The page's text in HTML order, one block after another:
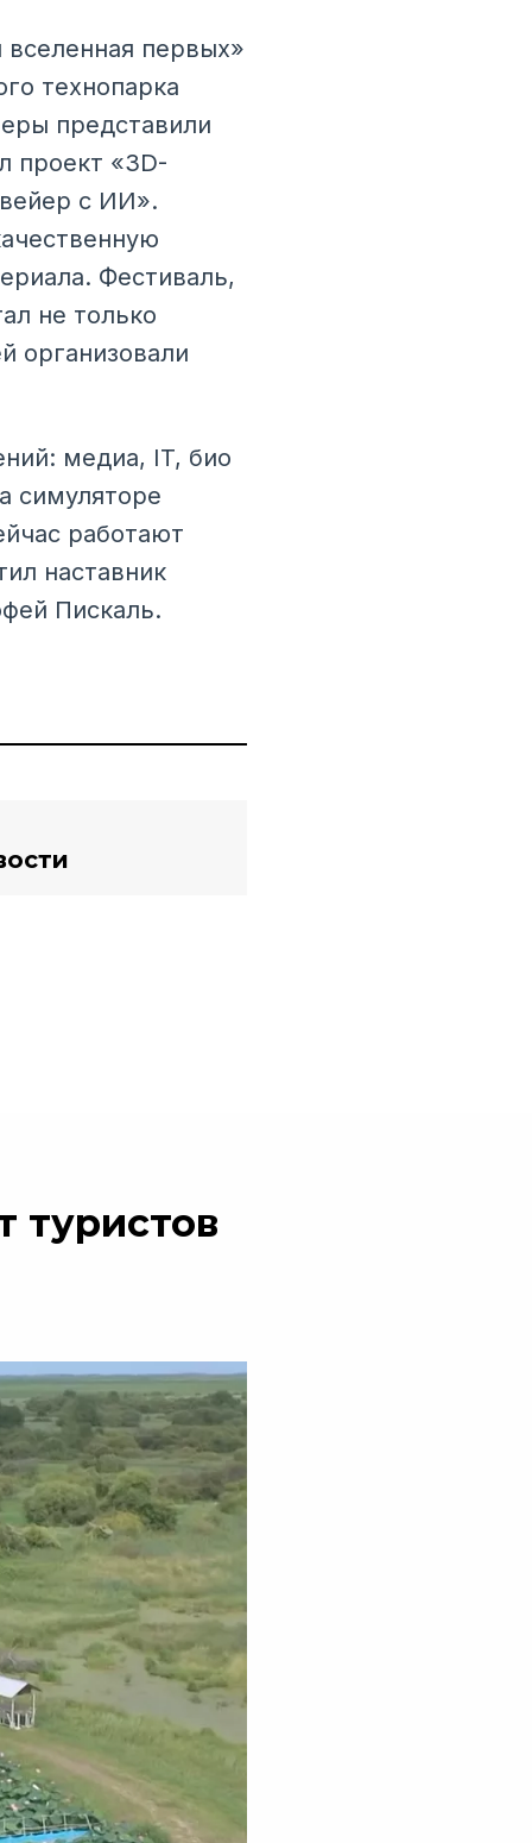
первых»
технопарка
представили
проект «3D-
с ИИ».
Фестиваль,
не только
организовали
медиа, IT, био
симуляторе
работают
наставник
Пискаль.
туристов